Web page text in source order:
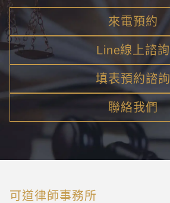
來電預約
Line線上諮詢
填表預約諮詢
聯絡我們
可道律師事務所